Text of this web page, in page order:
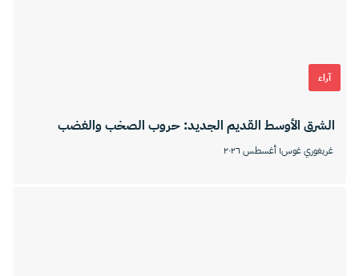
آراء
الشرق الأوسط القديم الجديد: حروب الصخب والغضب
غريغوري غوس١ أغسطس ٢٠٢٦